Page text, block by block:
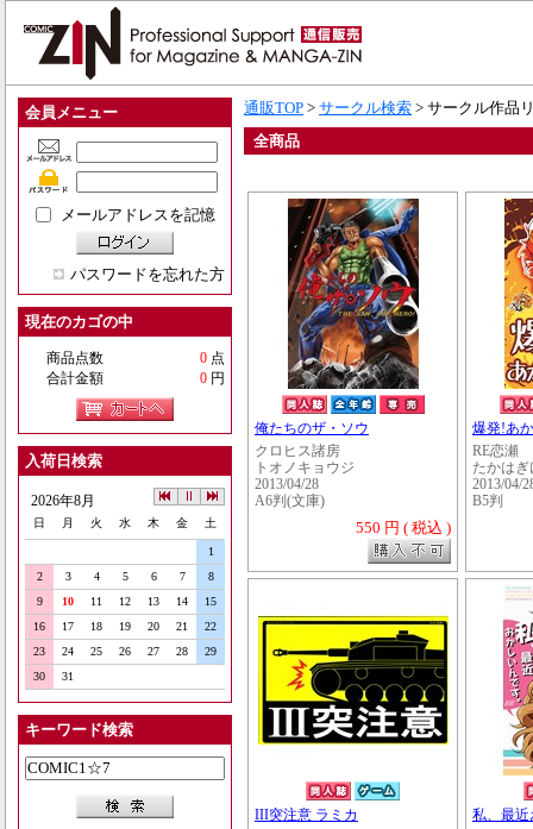
会員メニュー
メールアドレスを記憶
パスワードを忘れた方
現在のカゴの中
商品点数 0 点
合計金額
0 円
入荷日検索
2026年8月
日 月 火 水 木 金 土
1
2
3 4 5 6 7
8
9
10 11 12 13 14
15
16
17 18 19 20 21
22
23
24 25 26 27 28
29
30
31
キーワード検索
通販TOP > サークル検索 > サークル作品
全商品
俺たちのザ・ソウ
クロヒス諸房
トオノキョウジ
2013/04/28
A6判(文庫)
550 円 ( 税込 )
爆発!あ
RE恋瀬
たかは
2013/04/
B5判
III突注意 ラミカ
私、最近